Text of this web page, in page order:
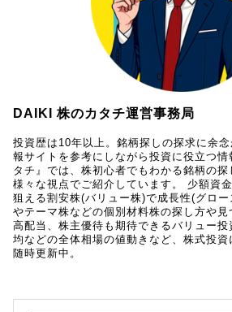
DAIKI 株のカタチ運営事務局
投資歴は10年以上。銘柄探しの探求に余
報サイトを参考にしながら投資に役立つ
タチ』では、株初心者でもわかる銘柄の
様々な視点でご紹介しています。 少額資
狙える割安株(バリュー株)で成長性(グロ
やテーマ株などの個別材料株の探し方や
高配当、株主優待も期待できるバリュー
均などの全体相場の値動きなど、株式投
随時更新中。